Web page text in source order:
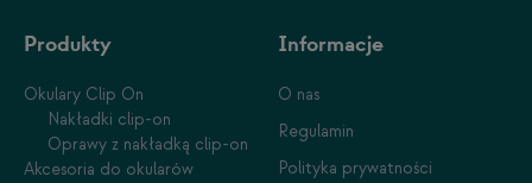
Produkty
Okulary Clip On
Nakładki clip-on
Oprawy z nakładką clip-on
Akcesoria do okularów
Informacje
O nas
Regulamin
Polityka prywatności